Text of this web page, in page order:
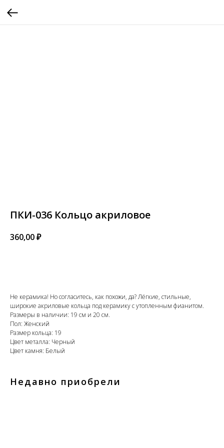
ПКИ-036 Кольцо акриловое
360,00₽
Не керамика! Но согласитесь, как похожи, да? Лёгкие, стильные,
широкие акриловые кольца под керамику с утопленным фианитом.
Размеры в наличии: 19 см и 20 см.
Пол: Женский
Размер кольца: 19
Цвет металла: Черный
Цвет камня: Белый
Недавно приобрели